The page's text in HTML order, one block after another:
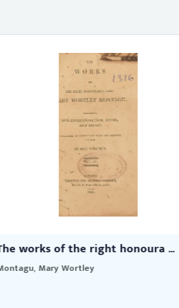
The works of the Right Honoura ...
Montagu, Mary Wortley